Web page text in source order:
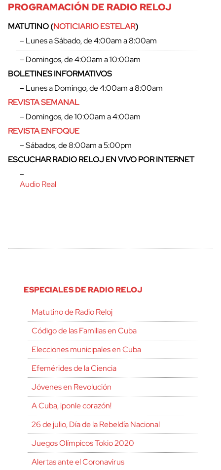
PROGRAMACIÓN DE RADIO RELOJ
MATUTINO (NOTICIARIO ESTELAR)
– Lunes a Sábado, de 4:00am a 8:00am
– Domingos, de 4:00am a 10:00am
BOLETINES INFORMATIVOS
– Lunes a Domingo, de 4:00am a 8:00am
REVISTA SEMANAL
– Domingos, de 10:00am a 4:00am
REVISTA ENFOQUE
– Sábados, de 8:00am a 5:00pm
ESCUCHAR RADIO RELOJ EN VIVO POR INTERNET
–
Audio Real
ESPECIALES DE RADIO RELOJ
Matutino de Radio Reloj
Código de las Familias en Cuba
Elecciones municipales en Cuba
Efemérides de la Ciencia
Jóvenes en Revolución
A Cuba, ¡ponle corazón!
26 de julio, Día de la Rebeldía Nacional
Juegos Olímpicos Tokio 2020
Alertas ante el Coronavirus